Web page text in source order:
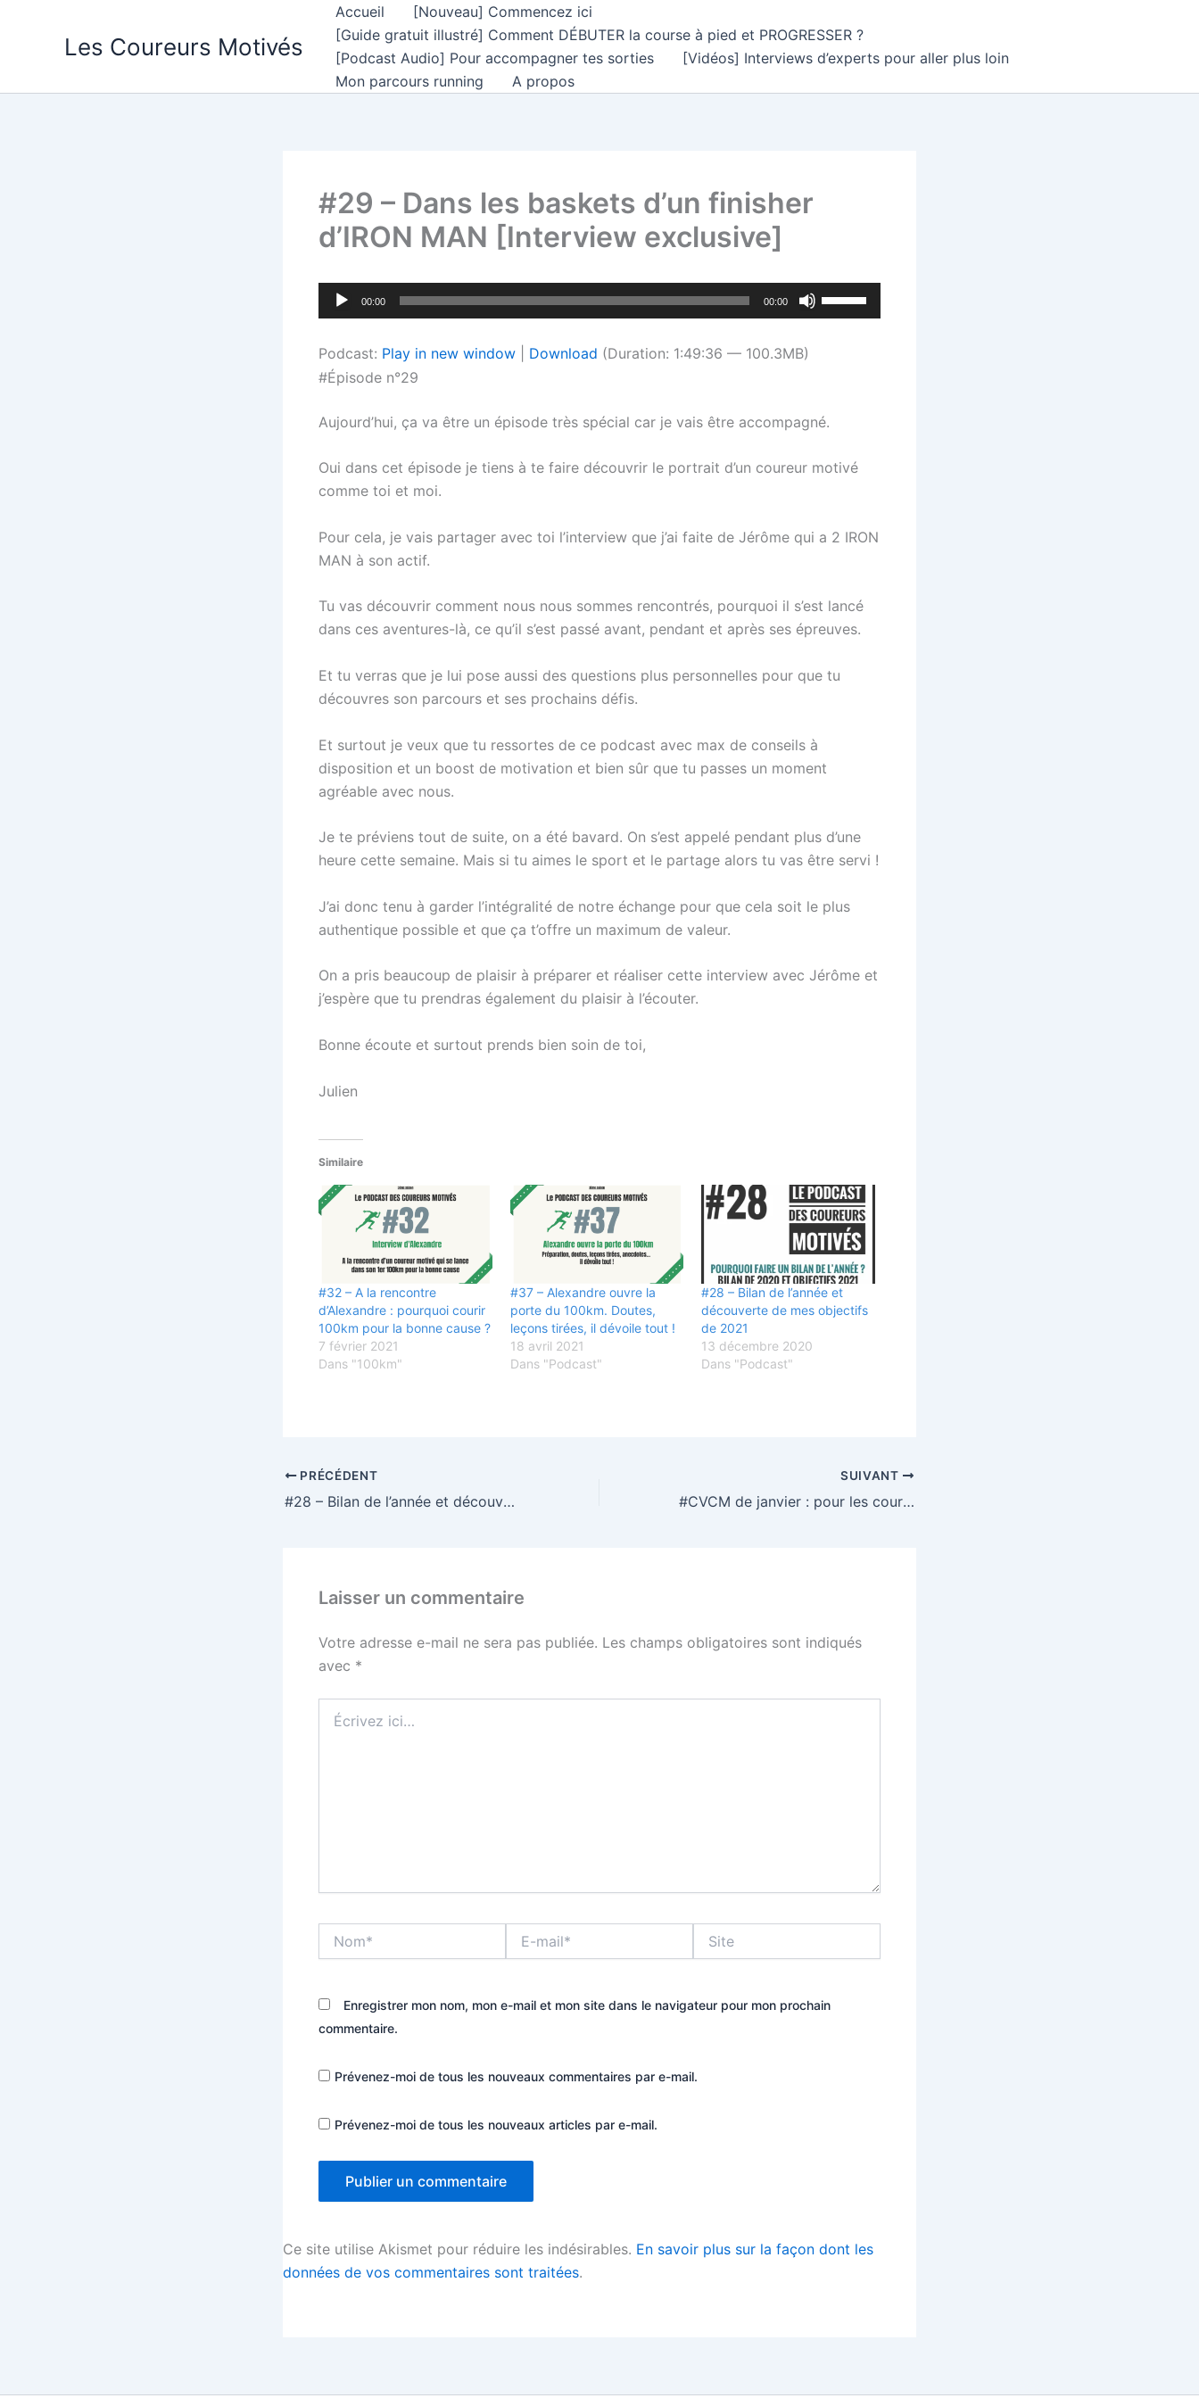
Les Coureurs Motivés
Accueil
[Nouveau] Commencez ici
[Guide gratuit illustré] Comment DÉBUTER la course à pied et PROGRESSER ?
[Podcast Audio] Pour accompagner tes sorties
[Vidéos] Interviews d’experts pour aller plus loin
Mon parcours running
A propos
#29 – Dans les baskets d’un finisher
d’IRON MAN [Interview exclusive]
Lecteur
audio
00:00 00:00
les
ou
Podcast: Play in new window Download (Duration: 1:49:36 — 100.3MB)
#Épisode n°29
Aujourd’hui, ça va être un épisode très spécial car je vais être accompagné.
Oui dans cet épisode je tiens à te faire découvrir le portrait d’un coureur motivé
comme toi et moi.
Pour cela, je vais partager avec toi l’interview que j’ai faite de Jérôme qui a 2 IRON
MAN à son actif.
Tu vas découvrir comment nous nous sommes rencontrés, pourquoi il s’est lancé
dans ces aventures-là, ce qu’il s’est passé avant, pendant et après ses épreuves.
Et tu verras que je lui pose aussi des questions plus personnelles pour que tu
découvres son parcours et ses prochains défis.
Et surtout je veux que tu ressortes de ce podcast avec max de conseils à
disposition et un boost de motivation et bien sûr que tu passes un moment
agréable avec nous.
Je te préviens tout de suite, on a été bavard. On s’est appelé pendant plus d’une
heure cette semaine. Mais si tu aimes le sport et le partage alors tu vas être servi !
J’ai donc tenu à garder l’intégralité de notre échange pour que cela soit le plus
authentique possible et que ça t’offre un maximum de valeur.
On a pris beaucoup de plaisir à préparer et réaliser cette interview avec Jérôme et
j’espère que tu prendras également du plaisir à l’écouter.
Bonne écoute et surtout prends bien soin de toi,
Julien
Similaire
#32 – A la rencontre
d’Alexandre : pourquoi courir
100km pour la bonne cause ?
7 février 2021
Dans "100km"
#37 – Alexandre ouvre la
porte du 100km. Doutes,
leçons tirées, il dévoile tout !
18 avril 2021
Dans "Podcast"
#28 – Bilan de l’année et
découverte de mes objectifs
de 2021
13 décembre 2020
Dans "Podcast"
PRÉCÉDENT
#28 – Bilan de l’année et découverte de mes objectifs de 2021
SUIVANT
#CVCM de janvier : pour les coureurs motivés à la recherche d’un nouvel objectif en ce début d’année
Laisser un commentaire
Votre adresse e-mail ne sera pas publiée. Les champs obligatoires sont indiqués
avec *
ici…
mail*
Enregistrer mon nom, mon e-mail et mon site dans le navigateur pour mon prochain
commentaire.
Prévenez-moi de tous les nouveaux commentaires par e-mail.
Prévenez-moi de tous les nouveaux articles par e-mail.
Ce site utilise Akismet pour réduire les indésirables. En savoir plus sur la façon dont les
données de vos commentaires sont traitées.